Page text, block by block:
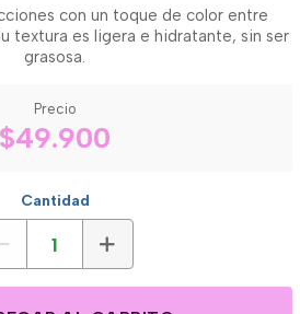
con un toque de color entre
textura es ligera e hidratante, sin ser
grasosa.
Precio
$49.900
Cantidad